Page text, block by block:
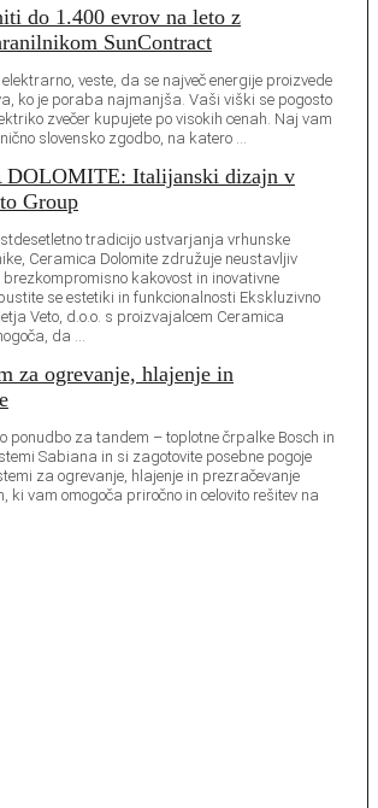
do 1.400 evrov na leto z
SunContract
veste, da se največ energije proizvede
ko je poraba najmanjša. Vaši viški se pogosto
zvečer kupujete po visokih cenah. Naj vam
slovensko zgodbo, na katero …
Italijanski dizajn v
Group
tradicijo ustvarjanja vrhunske
Ceramica Dolomite združuje neustavljiv
kakovost in inovativne
se estetiki in funkcionalnosti Ekskluzivno
Veto, d.o.o. s proizvajalcem Ceramica
da …
za ogrevanje, hlajenje in
ponudbo za tandem – toplotne črpalke Bosch in
Sabiana in si zagotovite posebne pogoje
za ogrevanje, hlajenje in prezračevanje
ki vam omogoča priročno in celovito rešitev na